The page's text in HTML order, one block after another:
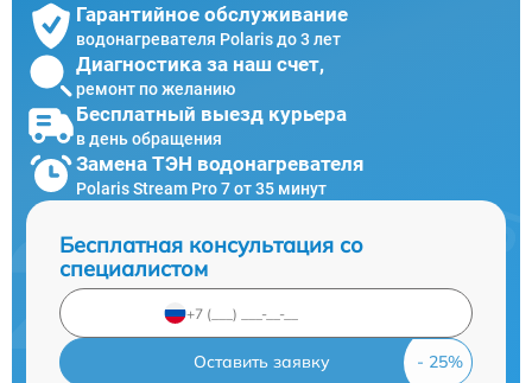
Гарантийное обслуживание
водонагревателя Polaris до 3 лет
Диагностика за наш счет,
ремонт по желанию
Бесплатный выезд курьера
в день обращения
Замена ТЭН водонагревателя
Polaris Stream Pro 7 от 35 минут
Бесплатная консультация со
специалистом
Оставить заявку